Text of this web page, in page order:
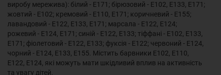
виробу мережива): білий - Е171; бірюзовий - Е102, Е133, Е171;
жовтий - Е102; кремовий - Е110, Е171; коричневий - Е155;
лавандовий - Е122, Е133, Е171; марсала - Е122, Е124;
рожевий - Е124, Е171; синій - Е122, Е133; тіффані - Е102, Е133,
Е171; фіолетовий - Е122, Е133; фуксія - Е122; червоний - Е124,
чорний - Е124, Е133, Е155. Містить барвники Е102, Е110,
Е122, Е124, які можуть мати шкідливий вплив на активність
та увагу дітей.